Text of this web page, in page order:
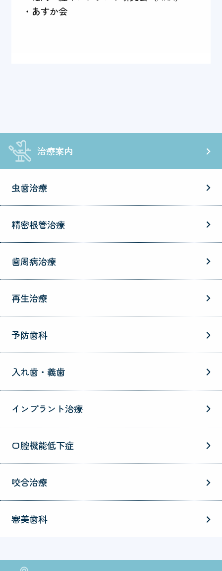
・あすか会
治療案内
虫歯治療
精密根管治療
歯周病治療
再生治療
予防歯科
入れ歯・義歯
インプラント治療
口腔機能低下症
咬合治療
審美歯科